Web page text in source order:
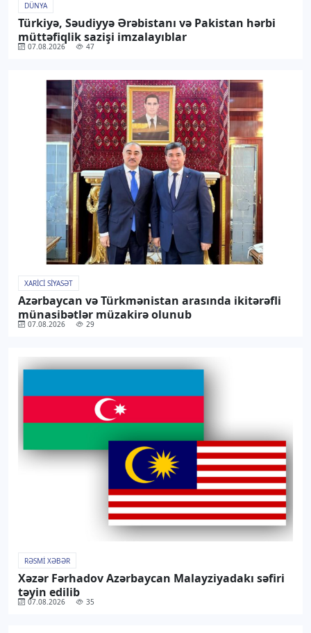
DÜNYA
Türkiyə, Səudiyyə Ərəbistanı və Pakistan hərbi
müttəfiqlik sazişi imzalayıblar
07.08.2026 47
XARICI SIYASƏT
Azərbaycan və Türkmənistan arasında ikitərəfli
münasibətlər müzakirə olunub
07.08.2026 29
RƏSMI XƏBƏR
Xəzər Fərhadov Azərbaycan Malayziyadakı səfiri
təyin edilib
07.08.2026 35